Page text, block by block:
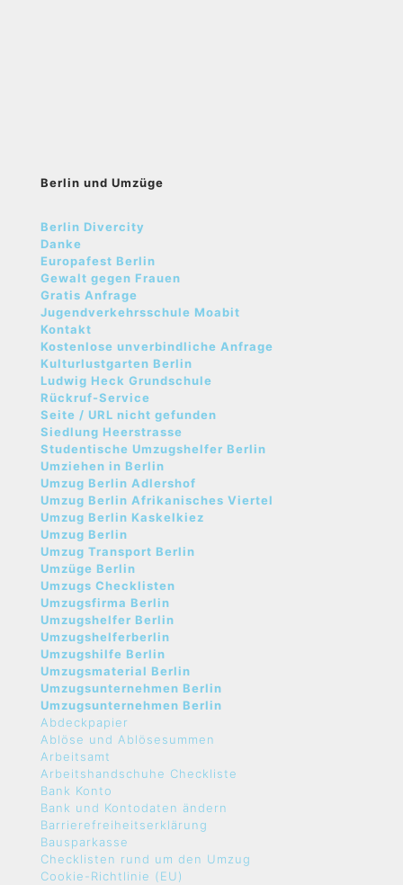
Berlin und Umzüge
Berlin Divercity
Danke
Europafest Berlin
Gewalt gegen Frauen
Gratis Anfrage
Jugendverkehrsschule Moabit
Kontakt
Kostenlose unverbindliche Anfrage
Kulturlustgarten Berlin
Ludwig Heck Grundschule
Rückruf-Service
Seite / URL nicht gefunden
Siedlung Heerstrasse
Studentische Umzugshelfer Berlin
Umziehen in Berlin
Umzug Berlin Adlershof
Umzug Berlin Afrikanisches Viertel
Umzug Berlin Kaskelkiez
Umzug Berlin
Umzug Transport Berlin
Umzüge Berlin
Umzugs Checklisten
Umzugsfirma Berlin
Umzugshelfer Berlin
Umzugshelferberlin
Umzugshilfe Berlin
Umzugsmaterial Berlin
Umzugsunternehmen Berlin
Umzugsunternehmen Berlin
Abdeckpapier
Ablöse und Ablösesummen
Arbeitsamt
Arbeitshandschuhe Checkliste
Bank Konto
Bank und Kontodaten ändern
Barrierefreiheitserklärung
Bausparkasse
Checklisten rund um den Umzug
Cookie-Richtlinie (EU)